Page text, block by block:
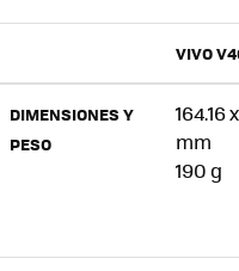
VIVO
DIMENSIONES Y
PESO
164.16
mm
190 g